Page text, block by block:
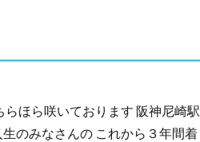
ほら咲いております 阪神尼崎駅
のみなさんの これから３年間着